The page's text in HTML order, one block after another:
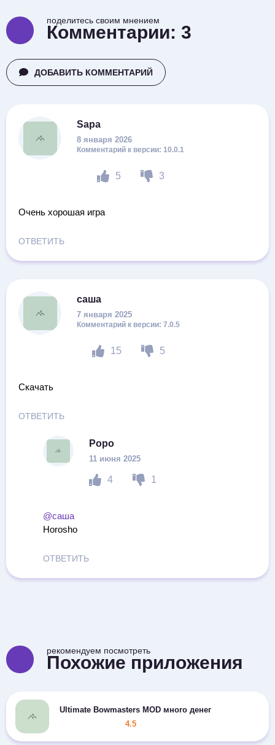
поделитесь своим мнением
Комментарии: 3
ДОБАВИТЬ КОММЕНТАРИЙ
Sapa
8 января 2026
5 3
10.0.1
Очень хорошая игра
ОТВЕТИТЬ
саша
7 января 2025
15 5
7.0.5
Скачать
ОТВЕТИТЬ
Popo
11 июня 2025
4 1
@саша
Horosho
ОТВЕТИТЬ
рекомендуем посмотреть
Похожие приложения
Ultimate Bowmasters MOD много денег
4.5